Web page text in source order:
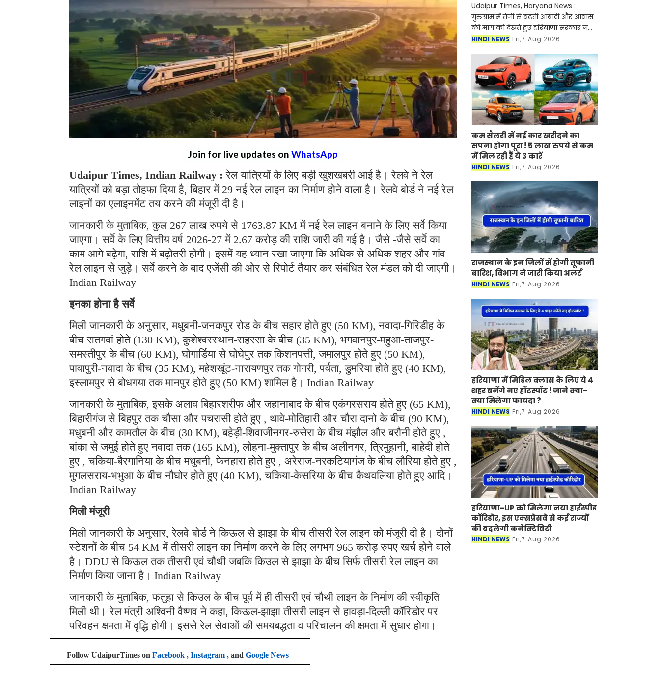
Join for live updates on WhatsApp
Udaipur Times, Indian Railway :रेल यात्रियों के लिए बड़ी खुशखबरी आई है। रेलवे ने रेल
यात्रियों को बड़ा तोहफा दिया है, बिहार में 29 नई रेल लाइन का निर्माण होने वाला है। रेलवे बोर्ड ने नई रेल
लाइनों का एलाइनमेंट तय करने की मंजूरी दी है।
जानकारी के मुताबिक, कुल 267 लाख रुपये से 1763.87 KM में नई रेल लाइन बनाने के लिए सर्वे किया
जाएगा। सर्वे के लिए वित्तीय वर्ष 2026-27 में 2.67 करोड़ की राशि जारी की गई है। जैसे -जैसे सर्वे का
काम आगे बढ़ेगा, राशि में बढ़ोतरी होगी। इसमें यह ध्यान रखा जाएगा कि अधिक से अधिक शहर और गांव
रेल लाइन से जुड़े। सर्वे करने के बाद एजेंसी की ओर से रिपोर्ट तैयार कर संबंधित रेल मंडल को दी जाएगी।
Indian Railway
इनका होना है सर्वे
मिली जानकारी के अनुसार, मधुबनी-जनकपुर रोड के बीच सहार होते हुए (50 KM), नवादा-गिरिडीह के
बीच सतगवां होते (130 KM), कुशेश्वरस्थान-सहरसा के बीच (35 KM), भगवानपुर-महुआ-ताजपुर-
समस्तीपुर के बीच (60 KM), घोगार्डिया से घोघेपुर तक किशनपत्ती, जमालपुर होते हुए (50 KM),
पावापुरी-नवादा के बीच (35 KM), महेशखूंट-नारायणपुर तक गोगरी, पर्वता, डुमरिया होते हुए (40 KM),
इस्लामपुर से बोधगया तक मानपुर होते हुए (50 KM) शामिल है। Indian Railway
जानकारी के मुताबिक, इसके अलाव बिहारशरीफ और जहानाबाद के बीच एकंगरसराय होते हुए (65 KM),
बिहारीगंज से बिहपुर तक चौसा और पचरासी होते हुए , थावे-मोतिहारी और चौरा दानो के बीच (90 KM),
मधुबनी और कामतौल के बीच (30 KM), बहेड़ी-शिवाजीनगर-रुसेरा के बीच मंझौल और बरौनी होते हुए ,
बांका से जमुई होते हुए नवादा तक (165 KM), लोहना-मुक्तापुर के बीच अलीनगर, त्रिमुहानी, बाहेदी होते
हुए , चकिया-बैरगानिया के बीच मधुबनी, फेनहारा होते हुए , अरेराज-नरकटियागंज के बीच लौरिया होते हुए ,
मुगलसराय-भभुआ के बीच नौघोर होते हुए (40 KM), चकिया-केसरिया के बीच कैथवलिया होते हुए आदि।
Indian Railway
मिली मंजूरी
मिली जानकारी के अनुसार, रेलवे बोर्ड ने किऊल से झाझा के बीच तीसरी रेल लाइन को मंजूरी दी है। दोनों
स्टेशनों के बीच 54 KM में तीसरी लाइन का निर्माण करने के लिए लगभग 965 करोड़ रुपए खर्च होने वाले
है। DDU से किऊल तक तीसरी एवं चौथी जबकि किउल से झाझा के बीच सिर्फ तीसरी रेल लाइन का
निर्माण किया जाना है। Indian Railway
जानकारी के मुताबिक, फतुहा से किउल के बीच पूर्व में ही तीसरी एवं चौथी लाइन के निर्माण की स्वीकृति
मिली थी। रेल मंत्री अश्विनी वैष्णव ने कहा, किऊल-झाझा तीसरी लाइन से हावड़ा-दिल्ली कॉरिडोर पर
परिवहन क्षमता में वृद्धि होगी। इससे रेल सेवाओं की समयबद्धता व परिचालन की क्षमता में सुधार होगा।
Follow UdaipurTimes on Facebook , Instagram , and Google News
Udaipur Times, Haryana News :
गुरुग्राम में तेजी से बढ़ती आबादी और आवास
की मांग को देखते हुए हरियाणा सरकार नया
रिहायशी सेक्टर विकसित करने की तैयारी
के पास बसाया
HINDI NEWS Fri,7 Aug 2026
कम सैलरी में नई कार खरीदने का
सपना होगा पूरा ! 5 लाख रुपये से कम
में मिल रही हैं ये 3 कारें
HINDI NEWS Fri,7 Aug 2026
राजस्थान के इन जिलों में होगी तूफानी
बारिश, विभाग ने जारी किया अलर्ट
HINDI NEWS Fri,7 Aug 2026
हरियाणा में मिडिल क्लास के लिए ये 4
शहर बनेंगे नए हॉटस्पॉट ! जाने क्या-
क्या मिलेगा फायदा ?
HINDI NEWS Fri,7 Aug 2026
हरियाणा-UP को मिलेगा नया हाईस्पीड
कॉरिडोर, इस एक्सप्रेसवे से कई राज्यों
की बदलेगी कनेक्टिविटी
HINDI NEWS Fri,7 Aug 2026